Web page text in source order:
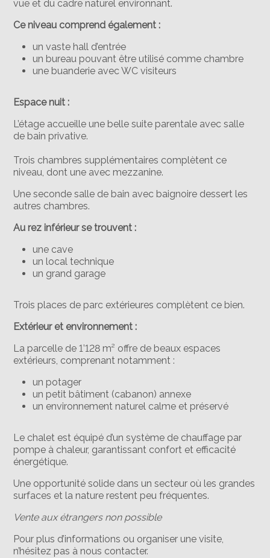
vue et du cadre naturel environnant.
Ce niveau comprend également :
un vaste hall d’entrée
un bureau pouvant être utilisé comme chambre
une buanderie avec WC visiteurs
Espace nuit :
L’étage accueille une belle suite parentale avec salle
de bain privative.
Trois chambres supplémentaires complètent ce
niveau, dont une avec mezzanine.
Une seconde salle de bain avec baignoire dessert les
autres chambres.
Au rez inférieur se trouvent :
une cave
un local technique
un grand garage
Trois places de parc extérieures complètent ce bien.
Extérieur et environnement :
La parcelle de 1’128 m² offre de beaux espaces
extérieurs, comprenant notamment :
un potager
un petit bâtiment (cabanon) annexe
un environnement naturel calme et préservé
Le chalet est équipé d’un système de chauffage par
pompe à chaleur, garantissant confort et efficacité
énergétique.
Une opportunité solide dans un secteur où les grandes
surfaces et la nature restent peu fréquentes.
Vente aux étrangers non possible
Pour plus d’informations ou organiser une visite,
n’hésitez pas à nous contacter.